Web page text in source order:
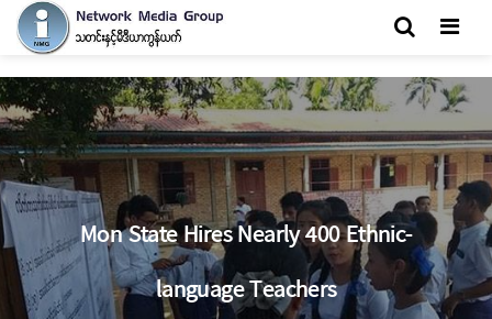
Mon State Hires Nearly 400 Ethnic-
language Teachers